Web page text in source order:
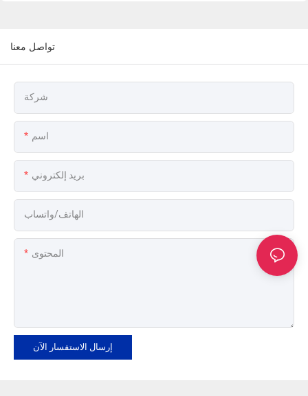
تواصل معنا
شركة
اسم
بريد إلكتروني
الهاتف/واتساب
المحتوى
إرسال الاستفسار الآن